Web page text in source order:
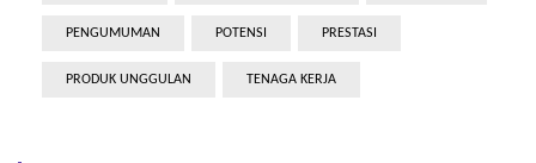
PENGUMUMAN POTENSI PRESTASI
PRODUK UNGGULAN TENAGA KERJA